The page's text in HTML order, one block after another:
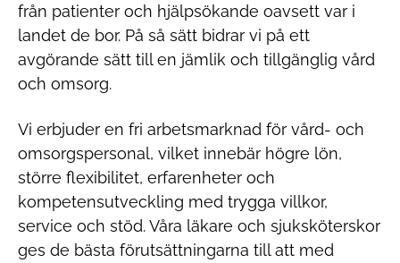
från patienter och hjälpsökande oavsett var i
landet de bor. På så sätt bidrar vi på ett
avgörande sätt till en jämlik och tillgänglig vård
och omsorg.
Vi erbjuder en fri arbetsmarknad för vård- och
omsorgspersonal, vilket innebär högre lön,
större flexibilitet, erfarenheter och
kompetensutveckling med trygga villkor,
service och stöd. Våra läkare och sjuksköterskor
ges de bästa förutsättningarna till att med